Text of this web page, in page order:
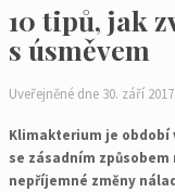
10 tipů, jak
s úsměvem
Uveřejněné dne 30. září 2017
Klimakterium je období
se zásadním
nepříjemné změny